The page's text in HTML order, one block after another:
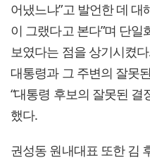
어냈느냐”고 발언한 데 대
이 그랬다고 본다”며 단
보였다는 점을 상기시켰
대통령과 그 주변의 잘못
“대통령 후보의 잘못된 결
했다.
권성동 원내대표 또한 김